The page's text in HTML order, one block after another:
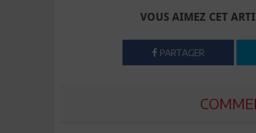
VOUS AIMEZ CET
PARTAGER